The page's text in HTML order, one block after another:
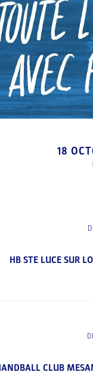
18
HB STE LUCE SUR
CLUB